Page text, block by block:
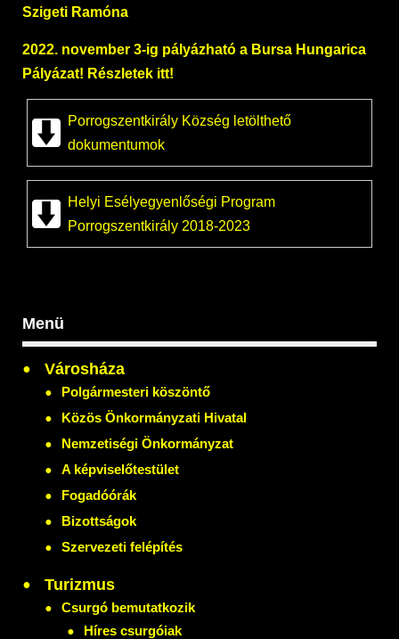
Szigeti Ramóna
2022. november 3-ig pályázható a Bursa Hungarica
Pályázat! Részletek itt!
Porrogszentkirály Község letölthető
dokumentumok
Helyi Esélyegyenlőségi Program
Porrogszentkirály 2018-2023
Menü
Városháza
Polgármesteri köszöntő
Közös Önkormányzati Hivatal
Nemzetiségi Önkormányzat
A képviselőtestület
Fogadóórák
Bizottságok
Szervezeti felépítés
Turizmus
Csurgó bemutatkozik
Híres csurgóiak